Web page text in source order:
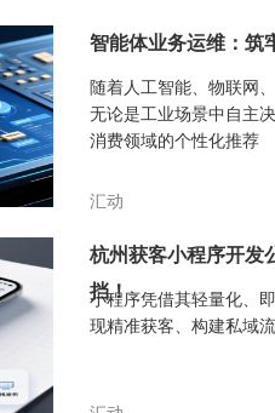
智能体业务运维：筑
随着人工智能、物联网
无论是工业场景中自主
消费领域的个性化推荐
汇动
杭州获客小程序开发
挡！
小程序凭借其轻量化、
现精准获客、构建私域